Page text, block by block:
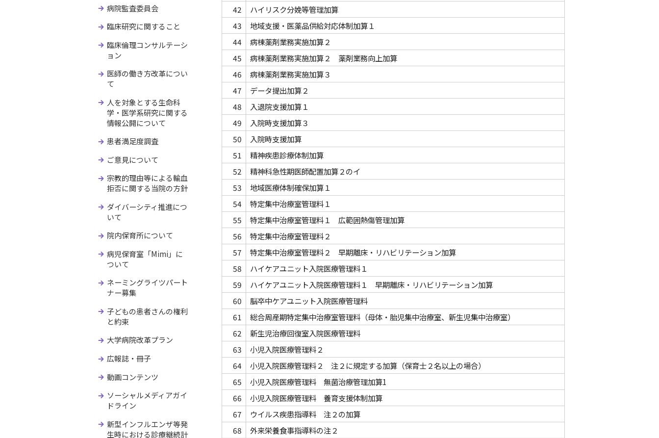
42
ハイリスク分娩等管理加算
43
地域支援・医薬品供給対応体制加算１
44
病棟薬剤業務実施加算２
45
病棟薬剤業務実施加算２ 薬剤業務向上加算
46
病棟薬剤業務実施加算３
47
データ提出加算２
48
入退院支援加算１
49
入院時支援加算３
50
入院時支援加算
51
精神疾患診療体制加算
52
精神科急性期医師配置加算２のイ
53
地域医療体制確保加算１
54
特定集中治療室管理料１
55
特定集中治療室管理料１ 広範囲熱傷管理加算
56
特定集中治療室管理料２
57
特定集中治療室管理料２ 早期離床・リハビリテーション加算
58
ハイケアユニット入院医療管理料１
59
ハイケアユニット入院医療管理料１ 早期離床・リハビリテーション加算
60
脳卒中ケアユニット入院医療管理料
61
総合周産期特定集中治療室管理料（母体・胎児集中治療室、新生児集中治療室）
62
新生児治療回復室入院医療管理料
63
小児入院医療管理料２
64
小児入院医療管理料２ 注２に規定する加算（保育士２名以上の場合）
65
小児入院医療管理料 無菌治療管理加算1
66
小児入院医療管理料 養育支援体制加算
67
ウイルス疾患指導料 注２の加算
68
外来栄養食事指導料の注２
病院監査委員会
臨床研究に関すること
臨床倫理コンサルテーシ
ョン
医師の働き方改革につい
て
人を対象とする生命科
学・医学系研究に関する
情報公開について
患者満足度調査
ご意見について
宗教的理由等による輸血
拒否に関する当院の方針
ダイバーシティ推進につ
いて
院内保育所について
病児保育室「Mimi」に
ついて
ネーミングライツパート
ナー募集
子どもの患者さんの権利
と約束
大学病院改革プラン
広報誌・冊子
動画コンテンツ
ソーシャルメディアガイ
ドライン
新型インフルエンザ等発
生時における診療継続計